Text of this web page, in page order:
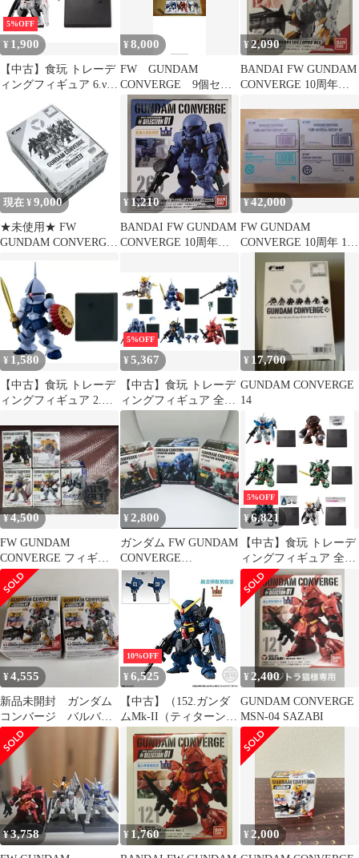
5%OFF
¥ 1,900
【中古】食玩 トレーデ
ィングフィギュア 6.νガ
「FW GUNDAM
CONVERGE 10周年
#SELECTION 02」
¥8,000
FW GUNDAM
CONVERGE 9個セッ
ト 80 113 96 58
¥2,090
BANDAI FW GUNDAM
CONVERGE 10周年
レクス 266
現在 ¥ 9,000
★未使用★ FW
GUNDAM CONVERGE
¥ 1,210
BANDAI FW GUNDAM
CONVERGE 10周年
機) 269
¥42,000
FW GUNDAM
CONVERGE 10周年 15
周年 プレバン限定セッ
¥ 1,580
【中古】食玩 トレーデ
ィングフィギュア 2.ギ
CONVERGE 10周年
#SELECTION 01」
5%OFF
¥5,367
【中古】食玩 トレーデ
ィングフィギュア 全6
種セット 「FW
GUNDAM CONVERGE
10周年 #SELECTION
01」
¥ 17,700
GUNDAM CONVERGE
14
¥4,500
FW GUNDAM
CONVERGE フィギュ
ア 4種+ガシャポン
f#03×1種
¥2,800
ガンダム FW GUNDAM
CONVERGE
OPERATION JABURO
5%OFF
¥6,821
【中古】食玩 トレーデ
ィングフィギュア 全6
種セット 「FW
GUNDAM CONVERGE
10周年 #SELECTION
02」
¥4,555
新品未開封 ガンダム
コンバージ バルバト
スルプスレクス2点セッ
ト
10%OFF
¥ 6,525
【中古】（152.ガンダ
ムMk-II（ティターンズ
カラー）（Revive
Ver.）） ガンダム コン
バージ FW GUNDAM
CONVERGE 10周年
SELECTION 01
¥ 2,400
GUNDAM CONVERGE
MSN-04 SAZABI
¥3,758 ¥ 1,760 ¥ 2,000